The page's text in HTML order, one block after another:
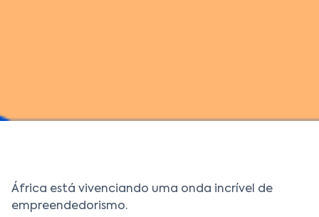
África está vivenciando uma onda incrível de
empreendedorismo.